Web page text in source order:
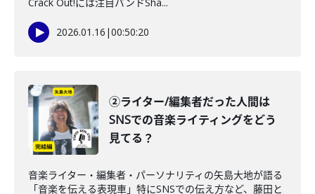
2026.01.16 |00:50:20
②ライター/編集者だった人間は
SNSでの音楽ライティングをどう
見てる？
音楽ライター・編集者・パーソナリティの矢島大地が語る
「音楽を伝える表現車」特にSNSでの伝え方など、藤田と